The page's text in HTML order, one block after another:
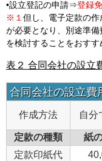
•設立登記の申請⇒登録
※１但し、電子定款の
が必要となり、別途準
を検討することをおすす
表２ 合同会社の設立
合同会社の設立費
作成方法 自分
定款の種類
紙
定款印紙代